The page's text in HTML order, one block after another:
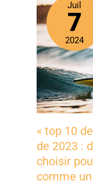
Juil
7
2024
« top 10
de 2023 :
choisir
comme